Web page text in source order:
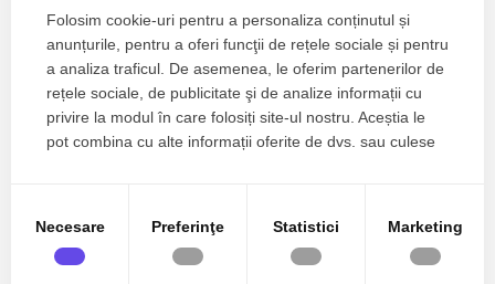
Apometre
Contor caldura
Contor gaz
Folosim cookie-uri pentru a personaliza conținutul și
anunțurile, pentru a oferi funcţii de rețele sociale și pentru
a analiza traficul. De asemenea, le oferim partenerilor de
rețele sociale, de publicitate şi de analize informații cu
privire la modul în care folosiți site-ul nostru. Aceștia le
pot combina cu alte informații oferite de dvs. sau culese
Necesare Preferinţe Statistici Marketing